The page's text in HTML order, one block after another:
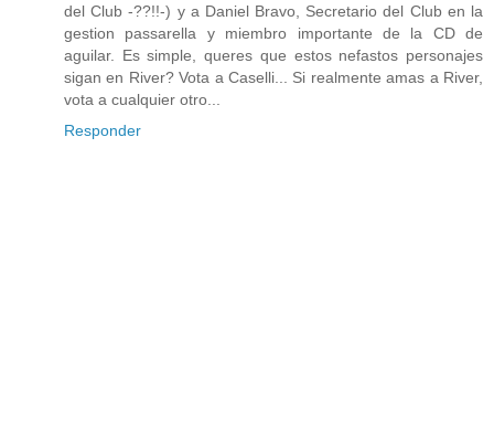
del Club -??!!-) y a Daniel Bravo, Secretario del Club en la
gestion passarella y miembro importante de la CD de
aguilar. Es simple, queres que estos nefastos personajes
sigan en River? Vota a Caselli... Si realmente amas a River,
vota a cualquier otro...
Responder